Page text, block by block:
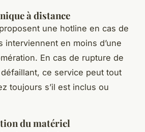
à distance
une hotline en cas de
interviennent en moins d’une
En cas de rupture de
ce service peut tout
toujours s’il est inclus ou
du matériel